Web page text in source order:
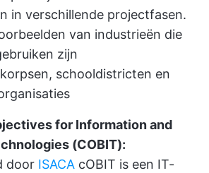
in verschillende projectfasen.
van industrieën die
zijn
schooldistricten en
for Information and
(COBIT):
door ISACA cOBIT is een IT-